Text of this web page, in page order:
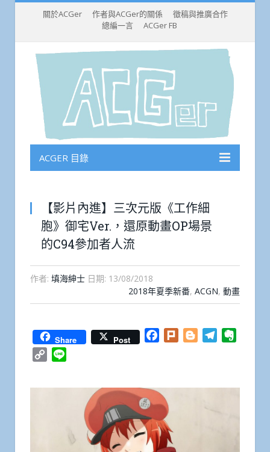
關於ACGer 作者與ACGer的關係
徵稿與推廣合作
總編一言
ACGer FB
ACGER 目錄
【影片內進】三次元版《工作細
胞》御宅Ver.，還原動畫OP場景
的C94參加者人流
作者: 填海紳士 日期: 13/08/2018
2018年夏季新番, ACGN, 動畫
Share Post Facebook
Plurk BloggerTelegram
Copy